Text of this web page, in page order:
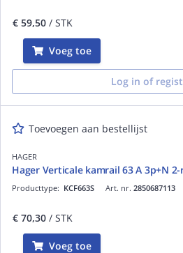
€ 59,50 / STK
Voeg toe
Log in of
Toevoegen aan bestellijst
HAGER
Hager Verticale kamrail 63 A 3p+N
Art. nr. 2850687113
Producttype: KCF663S
€ 70,30 / STK
Voeg toe